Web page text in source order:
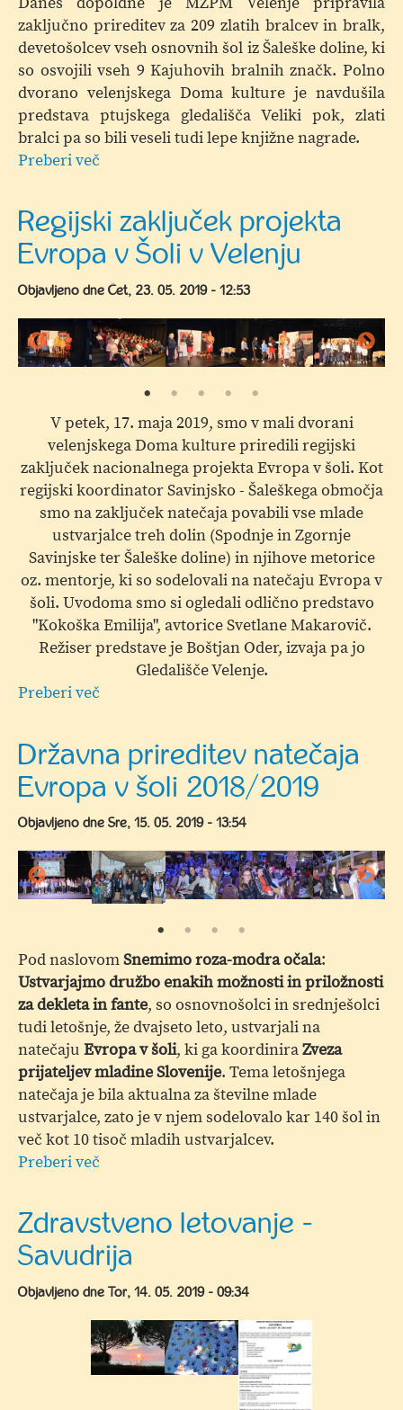
zaključno prireditev za 209 zlatih bralcev in bralk,
devetošolcev vseh osnovnih šol iz Šaleške doline, ki
so osvojili vseh 9 Kajuhovih bralnih značk. Polno
dvorano velenjskega Doma kulture je navdušila
predstava ptujskega gledališča Veliki pok, zlati
bralci pa so bili veseli tudi lepe knjižne nagrade.
Preberi več
Kajuhove
bralne
značke
2018/2019.
Regijski zaključek projekta
Evropa v Šoli v Velenju
Objavljeno dne Čet, 23. 05. 2019 - 12:53
V petek, 17. maja 2019, smo v mali dvorani
velenjskega Doma kulture priredili regijski
zaključek nacionalnega projekta Evropa v šoli. Kot
regijski koordinator Savinjsko - Šaleškega območja
smo na zaključek natečaja povabili vse mlade
ustvarjalce treh dolin (Spodnje in Zgornje
Savinjske ter Šaleške doline) in njihove metorice
oz. mentorje, ki so sodelovali na natečaju Evropa v
šoli. Uvodoma smo si ogledali odlično predstavo
"Kokoška Emilija", avtorice Svetlane Makarovič.
Režiser predstave je Boštjan Oder, izvaja pa jo
Gledališče Velenje.
Preberi več
projekta
Evropa
Šoli
v
Velenju
Državna prireditev natečaja
Evropa v šoli 2018/2019
Objavljeno dne Sre, 15. 05. 2019 - 13:54
Pod naslovomSnemimo roza-modra očala:
Ustvarjajmo družbo enakih možnosti in priložnosti
za dekleta in fante, so osnovnošolci in srednješolci
tudi letošnje, že dvajseto leto, ustvarjali na
natečaju Evropa v šoli, ki ga koordiniraZveza
prijateljev mladine Slovenije. Tema letošnjega
natečaja je bila aktualna za številne mlade
ustvarjalce, zato je v njem sodelovalo kar 140 šol in
več kot 10 tisoč mladih ustvarjalcev.
Preberi več
prireditev
natečaja
Evropa
šoli
2018/2019
Zdravstveno letovanje -
Savudrija
Objavljeno dne Tor, 14. 05. 2019 - 09:34